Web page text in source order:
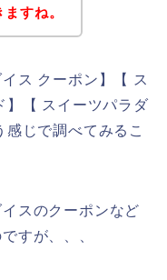
すね。
ス クーポン】【 ス
】【 スイーツパラダ
じで調べてみるこ
スのクーポンなど
すが、、、